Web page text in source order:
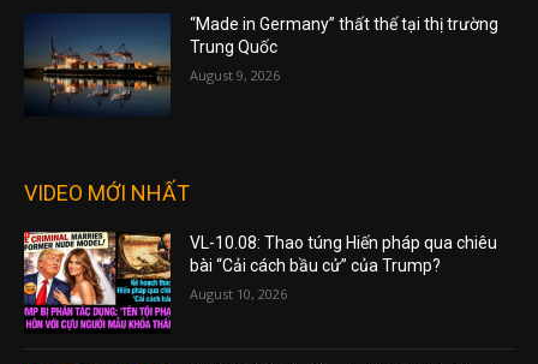
“Made in Germany” thất thế tại thị trường
Trung Quốc
August 9, 2026
VIDEO MỚI NHẤT
VL-10.08: Thao túng Hiến pháp qua chiêu
bài “Cải cách bầu cử” của Trump?
August 10, 2026